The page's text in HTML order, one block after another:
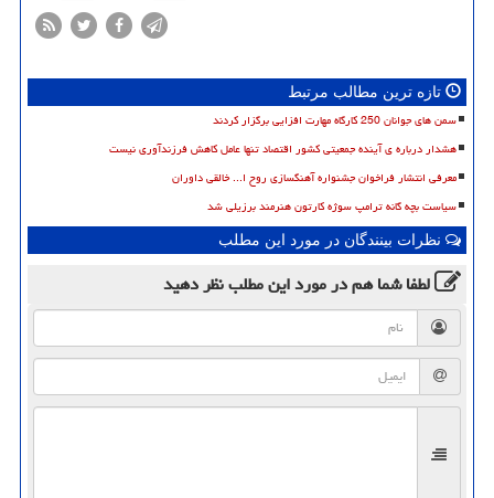
تازه ترین مطالب مرتبط
سمن های جوانان 250 کارگاه مهارت افزایی برگزار کردند
هشدار درباره ی آینده جمعیتی کشور اقتصاد تنها عامل کاهش فرزندآوری نیست
معرفی انتشار فراخوان جشنواره آهنگسازی روح ا... خالقی داوران
سیاست بچه گانه ترامپ سوژه کارتون هنرمند برزیلی شد
نظرات بینندگان در مورد این مطلب
لطفا شما همدر مورد این مطلبنظر دهید